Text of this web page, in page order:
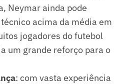
Neymar ainda pode
acima da média em
jogadores do futebol
um grande reforço para o
: com vasta experiência